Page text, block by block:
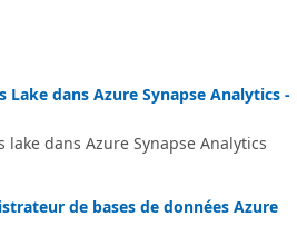
Lake dans Azure Synapse Analytics -
lake dans Azure Synapse Analytics
de bases de données Azure